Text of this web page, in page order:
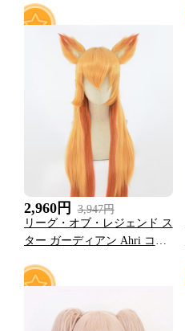
2,960円
3,947円
リーグ・オブ・レジェンド ス
ター ガーディアン Ahri コス